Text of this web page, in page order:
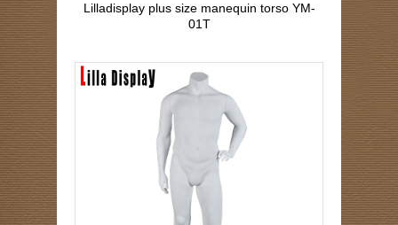
Lilladisplay plus size manequin torso YM-
01T